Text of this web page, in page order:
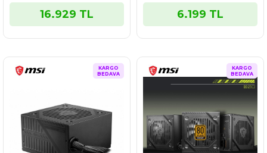
Atx 3.1 Pcıe 5.1 12v-2x6
Power Supply
16.929 TL
Supply
6.199 TL
KARGO
BEDAVA
KARGO
BEDAVA